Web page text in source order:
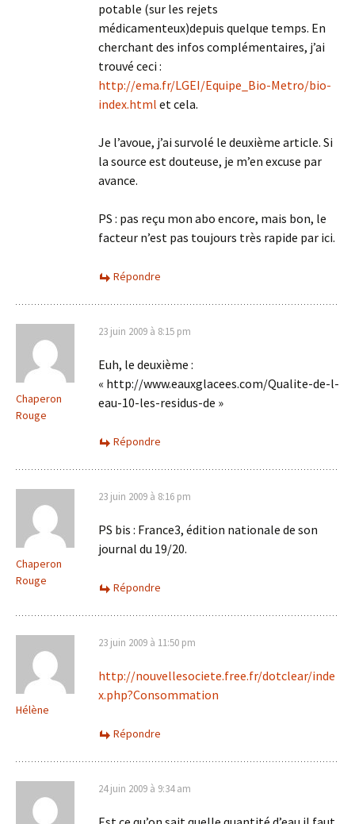
potable (sur les rejets
médicamenteux)depuis quelque temps. En
cherchant des infos complémentaires, j’ai
trouvé ceci :
http://ema.fr/LGEI/Equipe_Bio-Metro/bio-
index.html et cela.
Je l’avoue, j’ai survolé le deuxième article. Si
la source est douteuse, je m’en excuse par
avance.
PS : pas reçu mon abo encore, mais bon, le
facteur n’est pas toujours très rapide par ici.
Répondre
Chaperon
Rouge
23 juin 2009 à 8:15 pm
Euh, le deuxième :
« http://www.eauxglacees.com/Qualite-de-l-
eau-10-les-residus-de »
Répondre
Chaperon
Rouge
23 juin 2009 à 8:16 pm
PS bis : France3, édition nationale de son
journal du 19/20.
Répondre
Hélène
23 juin 2009 à 11:50 pm
http://nouvellesociete.free.fr/dotclear/inde
x.php?Consommation
Répondre
24 juin 2009 à 9:34 am